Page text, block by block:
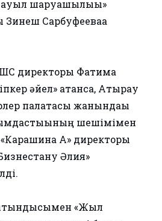
ауыл шаруашылығы»
Зинеш Сарбуфееваға
директоры Фатима
әйел» атанса, Атырау
палатасы жанындағы
шешімімен
А» директоры
Әлия»
«Жыл